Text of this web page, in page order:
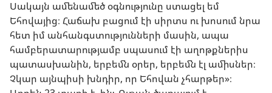
Սակայն ամենամեծ օգնությունը ստացել եմ
Եհովայից։ Հաճախ բացում էի սիրտս ու խոսում նրա
հետ իմ անհանգստությունների մասին, ապա
համբերատարությամբ սպասում էի աղոթքներիս
պատասխանին, երբեմն օրեր, երբեմն էլ ամիսներ։
Չկար այնպիսի խնդիր, որ Եհովան չհարթեր»։